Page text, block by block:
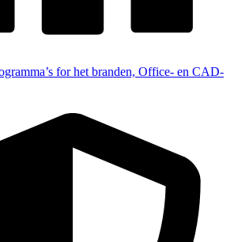
for het branden, Office- en CAD-